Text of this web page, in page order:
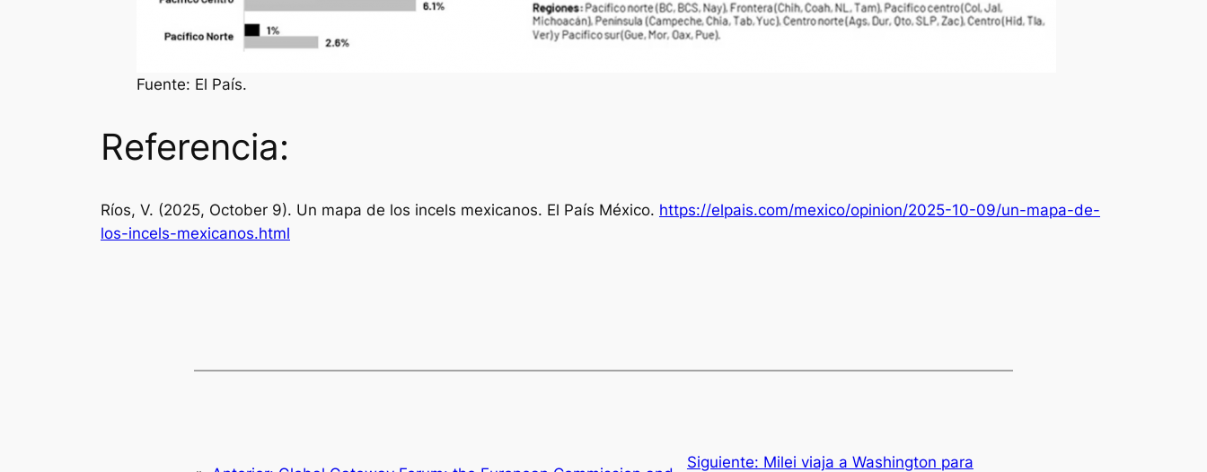
Fuente: El País.
Referencia:
Ríos, V. (2025, October 9). Un mapa de los incels mexicanos. El País México. https://elpais.com/mexico/opinion/2025-10-09/un-mapa-de-
los-incels-mexicanos.html
Siguiente: Milei viaja a Washington para